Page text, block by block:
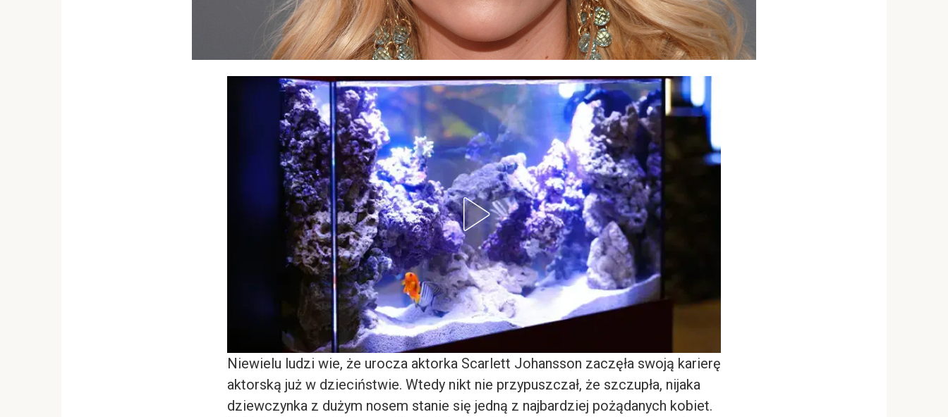
Niewielu ludzi wie, że urocza aktorka Scarlett Johansson zaczęła swoją karierę
aktorską już w dzieciństwie. Wtedy nikt nie przypuszczał, że szczupła, nijaka
dziewczynka z dużym nosem stanie się jedną z najbardziej pożądanych kobiet.